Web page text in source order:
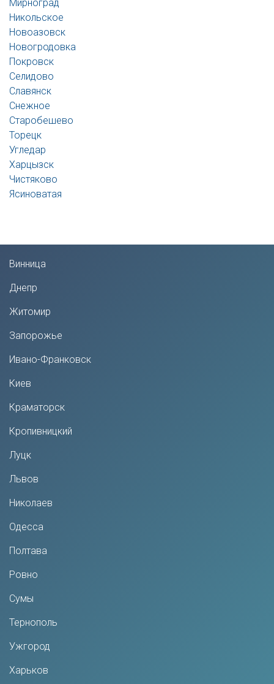
Мирноград
Никольское
Новоазовск
Новогродовка
Покровск
Селидово
Славянск
Снежное
Старобешево
Торецк
Угледар
Харцызск
Чистяково
Ясиноватая
Винница
Днепр
Житомир
Запорожье
Ивано-Франковск
Киев
Краматорск
Кропивницкий
Луцк
Львов
Николаев
Одесса
Полтава
Ровно
Сумы
Тернополь
Ужгород
Харьков